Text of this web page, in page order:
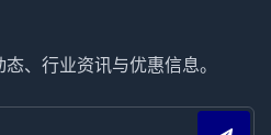
、行业资讯与优惠信息。